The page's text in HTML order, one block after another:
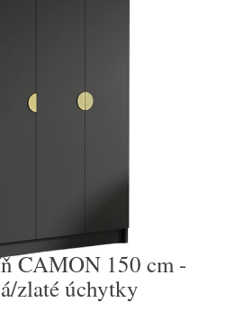
CAMON 150 cm -
zlaté úchytky